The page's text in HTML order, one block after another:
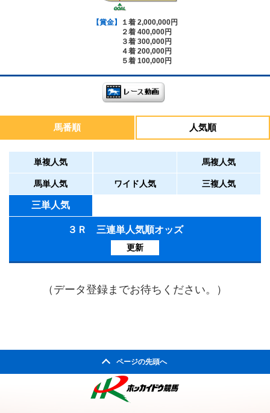
【賞金】
１着 2,000,000円
２着 400,000円
３着 300,000円
４着 200,000円
５着 100,000円
馬番順 人気順
単複人気 馬複人気
馬単人気 ワイド人気 三複人気
三単人気
３Ｒ 三連単人気順オッズ
更新
（データ登録までお待ちください。）
ページの先頭へ